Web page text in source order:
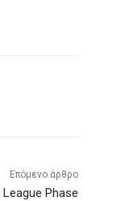
Επόμενο άρθρο
League Phase